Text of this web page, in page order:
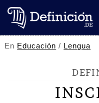
En Educación / Lengua